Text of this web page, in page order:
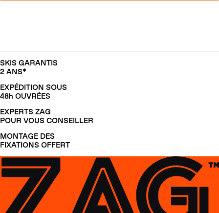
SKIS GARANTIS
2 ANS*
EXPÉDITION SOUS
48h OUVRÉES
EXPERTS ZAG
POUR VOUS CONSEILLER
MONTAGE DES
FIXATIONS OFFERT